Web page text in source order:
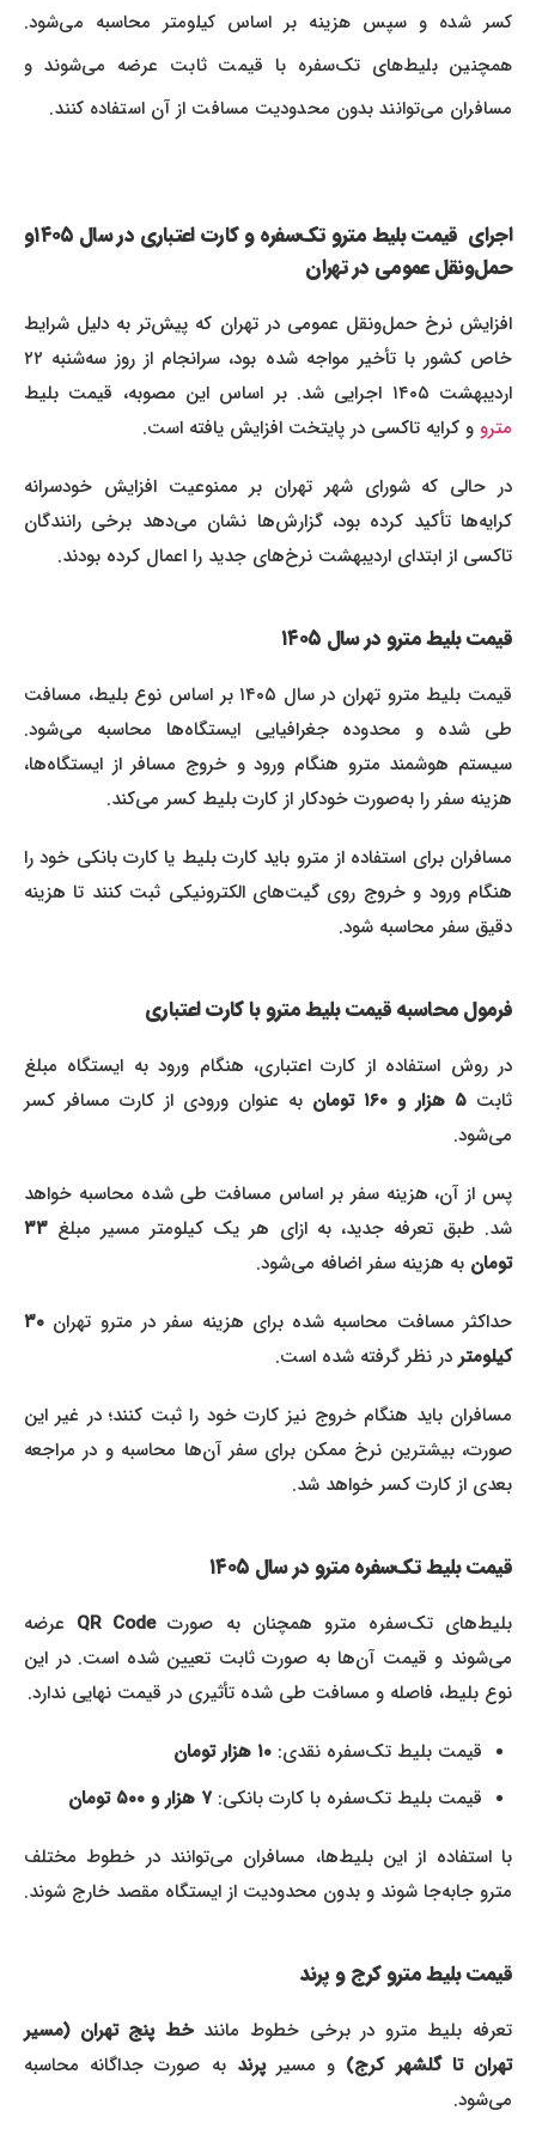
کسر شده و سپس هزینه بر اساس کیلومتر محاسبه می‌شود.
همچنین بلیط‌های تک‌سفره با قیمت ثابت عرضه می‌شوند و
مسافران می‌توانند بدون محدودیت مسافت از آن استفاده کنند.
اجرای قیمت بلیط مترو تک‌سفره و کارت اعتباری در سال ۱۴۰۵و
حمل‌ونقل عمومی در تهران
افزایش نرخ حمل‌ونقل عمومی در تهران که پیش‌تر به دلیل شرایط
خاص کشور با تأخیر مواجه شده بود، سرانجام از روز سه‌شنبه ۲۲
اردیبهشت ۱۴۰۵ اجرایی شد. بر اساس این مصوبه، قیمت بلیط
متروو کرایه تاکسی در پایتخت افزایش یافته است.
در حالی که شورای شهر تهران بر ممنوعیت افزایش خودسرانه
کرایه‌ها تأکید کرده بود، گزارش‌ها نشان می‌دهد برخی رانندگان
تاکسی از ابتدای اردیبهشت نرخ‌های جدید را اعمال کرده بودند.
قیمت بلیط مترو در سال ۱۴۰۵
قیمت بلیط مترو تهران در سال ۱۴۰۵ بر اساس نوع بلیط، مسافت
طی شده و محدوده جغرافیایی ایستگاه‌ها محاسبه می‌شود.
سیستم هوشمند مترو هنگام ورود و خروج مسافر از ایستگاه‌ها،
هزینه سفر را به‌صورت خودکار از کارت بلیط کسر می‌کند.
مسافران برای استفاده از مترو باید کارت بلیط یا کارت بانکی خود را
هنگام ورود و خروج روی گیت‌های الکترونیکی ثبت کنند تا هزینه
دقیق سفر محاسبه شود.
فرمول محاسبه قیمت بلیط مترو با کارت اعتباری
در روش استفاده از کارت اعتباری، هنگام ورود به ایستگاه مبلغ
ثابت۵ هزار و ۱۶۰ تومان
به عنوان ورودی از کارت مسافر کسر
می‌شود.
پس از آن، هزینه سفر بر اساس مسافت طی شده محاسبه خواهد
شد. طبق تعرفه جدید، به ازای هر یک کیلومتر مسیر مبلغ۳۳
تومانبه هزینه سفر اضافه می‌شود.
حداکثر مسافت محاسبه شده برای هزینه سفر در مترو تهران۳۰
کیلومتردر نظر گرفته شده است.
مسافران باید هنگام خروج نیز کارت خود را ثبت کنند؛ در غیر این
صورت، بیشترین نرخ ممکن برای سفر آن‌ها محاسبه و در مراجعه
بعدی از کارت کسر خواهد شد.
قیمت بلیط تک‌سفره مترو در سال ۱۴۰۵
بلیط‌های تک‌سفره مترو همچنان به صورتQR Codeعرضه
می‌شوند و قیمت آن‌ها به صورت ثابت تعیین شده است. در این
نوع بلیط، فاصله و مسافت طی شده تأثیری در قیمت نهایی ندارد.
قیمت بلیط تک‌سفره نقدی:۱۰ هزار تومان
قیمت بلیط تک‌سفره با کارت بانکی:۷ هزار و ۵۰۰ تومان
با استفاده از این بلیط‌ها، مسافران می‌توانند در خطوط مختلف
مترو جابه‌جا شوند و بدون محدودیت از ایستگاه مقصد خارج شوند.
قیمت بلیط مترو کرج و پرند
تعرفه بلیط مترو در برخی خطوط مانندخط پنج تهران (مسیر
تهران تا گلشهر کرج)و مسیرپرندبه صورت جداگانه محاسبه
می‌شود.